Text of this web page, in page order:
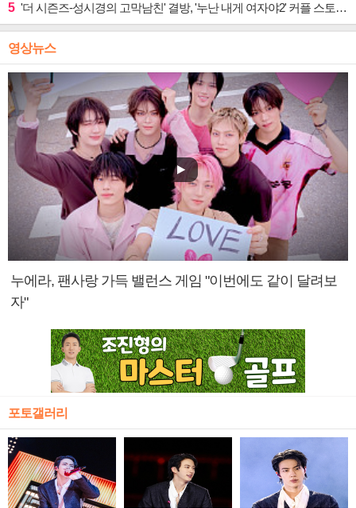
5 '더 시즌즈-성시경의 고막남친' 결방, '누난 내게 여자야2' 커플 스토리 편성
영상뉴스
누에라, 팬사랑 가득 밸런스 게임 "이번에도 같이 달려보
자"
포토갤러리